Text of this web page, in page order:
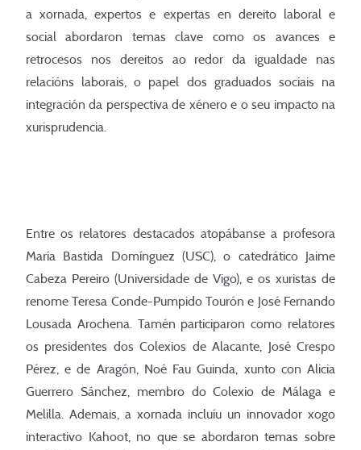
a xornada, expertos e expertas en dereito laboral e
social abordaron temas clave como os avances e
retrocesos nos dereitos ao redor da igualdade nas
relacións laborais, o papel dos graduados sociais na
integración da perspectiva de xénero e o seu impacto na
xurisprudencia.
Entre os relatores destacados atopábanse a profesora
María Bastida Domínguez (USC), o catedrático Jaime
Cabeza Pereiro (Universidade de Vigo), e os xuristas de
renome Teresa Conde-Pumpido Tourón e José Fernando
Lousada Arochena. Tamén participaron como relatores
os presidentes dos Colexios de Alacante, José Crespo
Pérez, e de Aragón, Noé Fau Guinda, xunto con Alicia
Guerrero Sánchez, membro do Colexio de Málaga e
Melilla. Ademais, a xornada incluíu un innovador xogo
interactivo Kahoot, no que se abordaron temas sobre